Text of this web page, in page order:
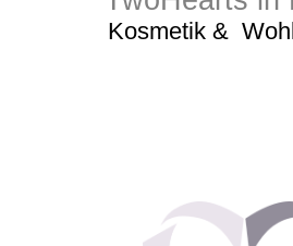
Kosmetik &